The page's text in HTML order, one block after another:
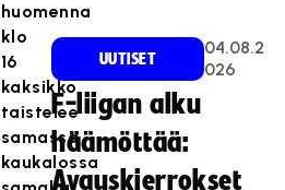
huomenna
klo
16
kaksikko
taistelee
samassa
kaukalossa
ä
T
ä
m
UUTISET
04.08.2
026
F-liigan alku
häämöttää:
Avauskierrokset